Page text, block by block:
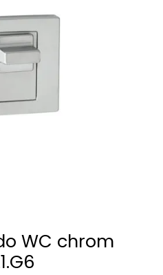
WC chrom